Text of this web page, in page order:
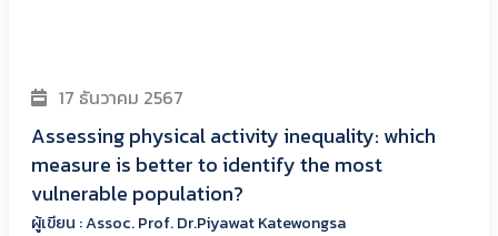
17 ธันวาคม 2567
Assessing physical activity inequality: which
measure is better to identify the most
vulnerable population?
ผู้เขียน : Assoc. Prof. Dr.Piyawat Katewongsa